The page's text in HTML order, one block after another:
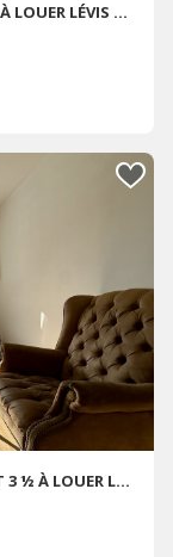
GUILLAUME-COUTURE APPARTEMENT 3 ½ À LOUER LÉVIS SEPTEMBRE 2026
L'ENTENTE APPARTEMENTS APPARTEMENT 3 ½ À LOUER LÉVIS OCTOBRE 2026